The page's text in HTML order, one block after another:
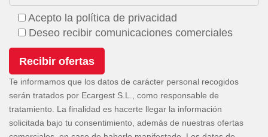
Acepto la política de privacidad
Deseo recibir comunicaciones comerciales
Te informamos que los datos de carácter personal recogidos
serán tratados por Ecargest S.L., como responsable de
tratamiento. La finalidad es hacerte llegar la información
solicitada bajo tu consentimiento, además de nuestras ofertas